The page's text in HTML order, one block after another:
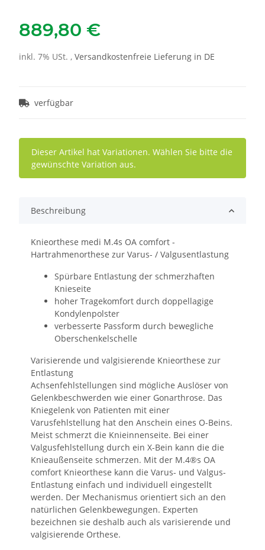
889,80 €
inkl. 7% USt. , Versandkostenfreie Lieferung in DE
verfügbar
x
Dieser Artikel hat Variationen. Wählen Sie bitte die
gewünschte Variation aus.
Beschreibung
Knieorthese medi M.4s OA comfort -
Hartrahmenorthese zur Varus- / Valgusentlastung
Spürbare Entlastung der schmerzhaften
Knieseite
hoher Tragekomfort durch doppellagige
Kondylenpolster
verbesserte Passform durch bewegliche
Oberschenkelschelle
Varisierende und valgisierende Knieorthese zur
Entlastung
Achsenfehlstellungen sind mögliche Auslöser von
Gelenkbeschwerden wie einer Gonarthrose. Das
Kniegelenk von Patienten mit einer
Varusfehlstellung hat den Anschein eines O-Beins.
Meist schmerzt die Knieinnenseite. Bei einer
Valgusfehlstellung durch ein X-Bein kann die die
Knieaußenseite schmerzen. Mit der M.4®s OA
comfort Knieorthese kann die Varus- und Valgus-
Entlastung einfach und individuell eingestellt
werden. Der Mechanismus orientiert sich an den
natürlichen Gelenkbewegungen. Experten
bezeichnen sie deshalb auch als varisierende und
valgisierende Orthese.